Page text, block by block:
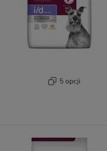
5 opcji